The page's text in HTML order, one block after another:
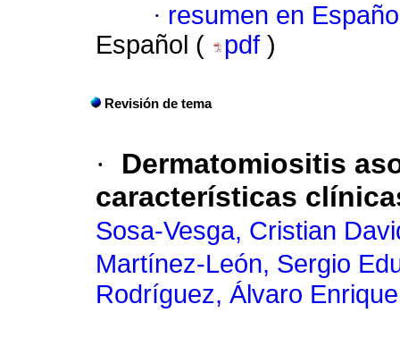
· resumen en
Español (
pdf )
Revisión de tema
·
Dermatomiositis
características
Sosa-Vesga, Cristian
Martínez-León, Sergio
Rodríguez, Álvaro